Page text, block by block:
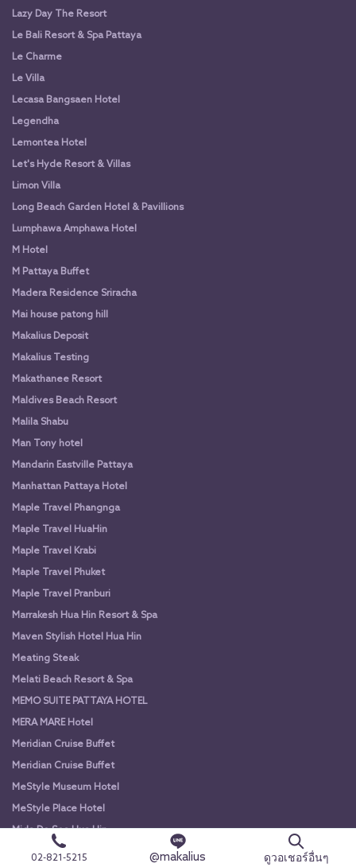
Lazy Day The Resort
Le Bali Resort & Spa Pattaya
Le Charme
Le Villa
Lecasa Bangsaen Hotel
Legendha
Lemontea Hotel
Let's Hyde Resort & Villas
Limon Villa
Long Beach Garden Hotel & Pavillions
Lumphawa Amphawa Hotel
M Hotel
M Pattaya Buffet
Madera Residence Sriracha
Mai house patong hill
Makalius Deposit
Makalius Testing
Makathanee Resort
Maldives Beach Resort
Malila Shabu
Man Tony hotel
Mandarin Eastville Pattaya
Manhattan Pattaya Hotel
Maple Travel Phangnga
Maple Travel HuaHin
Maple Travel Krabi
Maple Travel Phuket
Maple Travel Pranburi
Marrakesh Hua Hin Resort & Spa
Maven Stylish Hotel Hua Hin
Meating Steak
Melati Beach Resort & Spa
MEMO SUITE PATTAYA HOTEL
MERA MARE Hotel
Meridian Cruise Buffet
Meridian Cruise Buffet
MeStyle Museum Hotel
MeStyle Place Hotel
Mida De Sea Hua Hin
MIDA Grande Hotel Dhavaravati Nakhon Pathom
02-821-5215 @makalius ดูวอเชอร์อื่นๆ